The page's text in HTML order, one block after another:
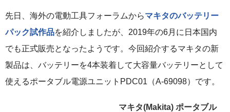
先日、海外の電動工具フォーラムからマキタのバッテリー
パック試作品を紹介しましたが、2019年の6月に日本国内
でも正式販売となったようです。今回紹介するマキタの新
製品は、バッテリーを4本装着して大容量バッテリーとして
使えるポータブル電源ユニットPDC01（A-69098）です。
マキタ(Makita) ポータブル